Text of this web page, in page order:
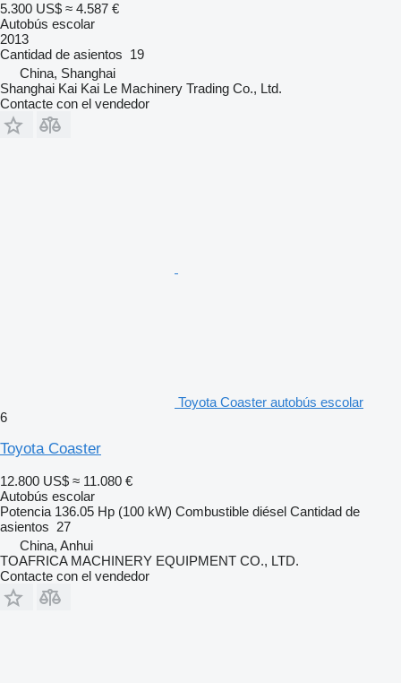
5.300 US$ ≈ 4.587 €
Autobús escolar
2013
Cantidad de asientos 19
China, Shanghai
Shanghai Kai Kai Le Machinery Trading Co., Ltd.
Contacte con el vendedor
Toyota Coaster autobús escolar
6
Toyota Coaster
12.800 US$ ≈ 11.080 €
Autobús escolar
Potencia 136.05 Hp (100 kW) Combustible diésel Cantidad de
asientos 27
China, Anhui
TOAFRICA MACHINERY EQUIPMENT CO., LTD.
Contacte con el vendedor